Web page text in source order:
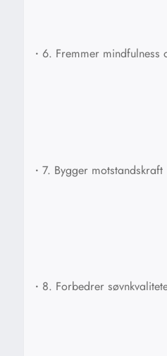
• 6. Fremmer mindfulness
• 7. Bygger motstandskraft
• 8. Forbedrer